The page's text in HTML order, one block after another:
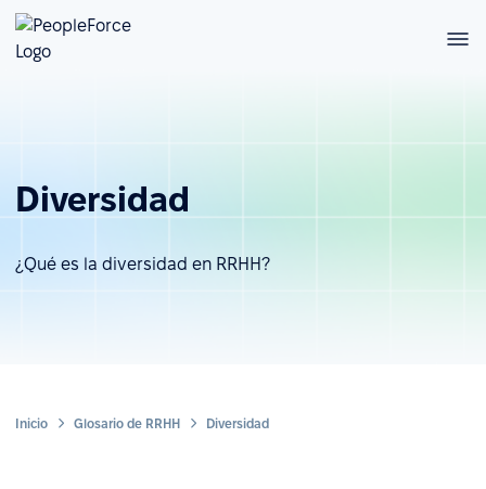
Diversidad
¿Qué es la diversidad en RRHH?
Inicio Glosario de RRHH Diversidad